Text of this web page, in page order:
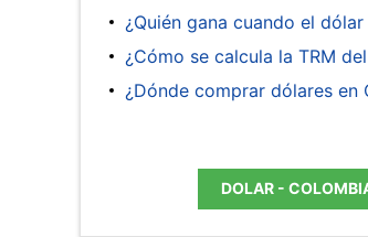
¿Quién gana cuando el dólar
¿Cómo se calcula la TRM
¿Dónde comprar dólares en
DOLAR -